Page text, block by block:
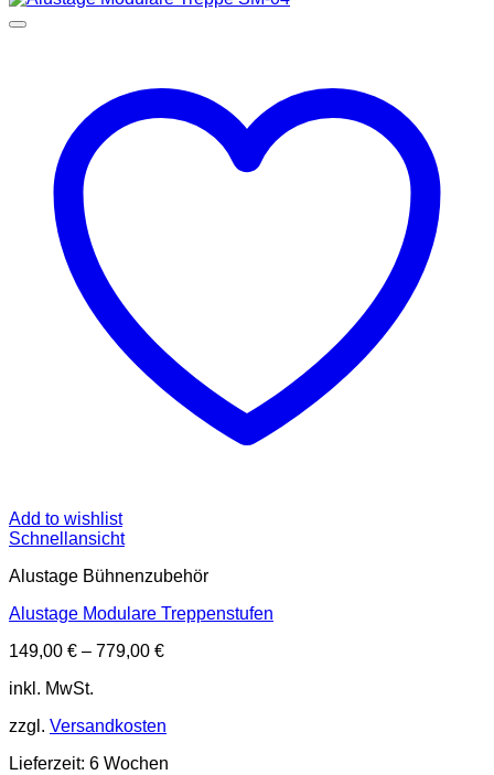
Add to wishlist
Schnellansicht
Alustage Bühnenzubehör
Alustage Modulare Treppenstufen
149,00 € – 779,00 €
inkl. MwSt.
zzgl. Versandkosten
Lieferzeit: 6 Wochen